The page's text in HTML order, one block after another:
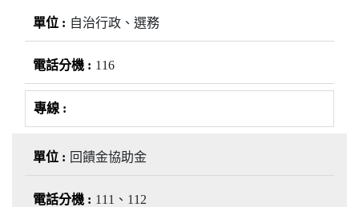
自治行政、選務
116
回饋金協助金
111、112